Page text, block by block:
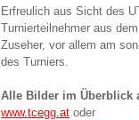
Erfreulich aus Sicht des
Turnierteilnehmer aus
Zuseher, vor allem am
des Turniers.
Alle Bilder im Überblick
www.tcegg.at oder